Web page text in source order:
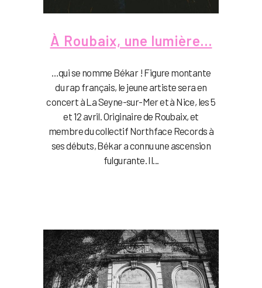
À Roubaix, une lumière…
…qui se nomme Békar ! Figure montante
du rap français, le jeune artiste sera en
concert à La Seyne-sur-Mer et à Nice, les 5
et 12 avril. Originaire de Roubaix, et
membre du collectif Northface Records à
ses débuts, Békar a connu une ascension
fulgurante. Il...